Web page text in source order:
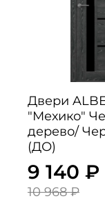
Двери
"Мехико"
дерево/
(ДО)
9 140 ₽
10 968 ₽